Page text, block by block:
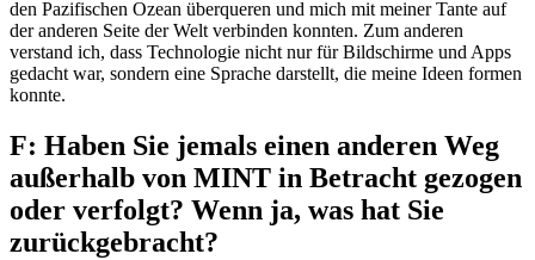
den Pazifischen Ozean überqueren und mich mit meiner Tante auf
der anderen Seite der Welt verbinden konnten. Zum anderen
verstand ich, dass Technologie nicht nur für Bildschirme und Apps
gedacht war, sondern eine Sprache darstellt, die meine Ideen formen
konnte.
F: Haben Sie jemals einen anderen Weg
außerhalb von MINT in Betracht gezogen
oder verfolgt? Wenn ja, was hat Sie
zurückgebracht?